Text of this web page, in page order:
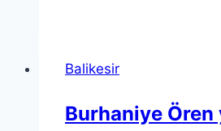
Balikesir
Burhaniye Ören